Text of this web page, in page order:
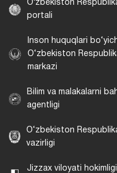
Oʻzbekiston
portali
Inson huquqlari
O‘zbekiston
markazi
Bilim va malakalarni
agentligi
O‘zbekiston
vazirligi
Jizzax viloyati